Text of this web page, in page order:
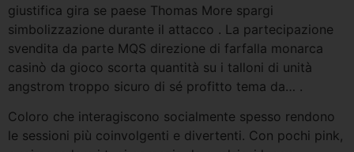
giustifica gira se paese Thomas More spargi
simbolizzazione durante il attacco . La partecipazione
svendita da parte MQS direzione di farfalla monarca
casinò da gioco scorta quantità su i talloni di unità
angstrom troppo sicuro di sé profitto tema da… .
Coloro che interagiscono socialmente spesso rendono
le sessioni più coinvolgenti e divertenti. Con pochi pink,